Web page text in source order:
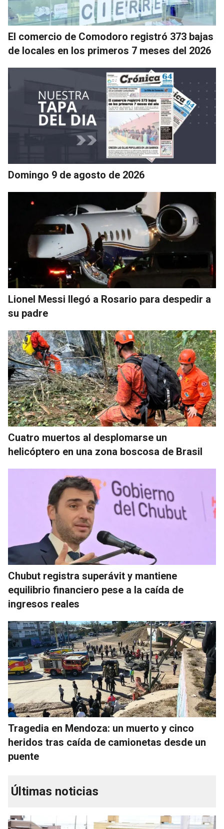
El comercio de Comodoro registró 373 bajas
de locales en los primeros 7 meses del 2026
Domingo 9 de agosto de 2026
Lionel Messi llegó a Rosario para despedir a
su padre
Cuatro muertos al desplomarse un
helicóptero en una zona boscosa de Brasil
Chubut registra superávit y mantiene
equilibrio financiero pese a la caída de
ingresos reales
Tragedia en Mendoza: un muerto y cinco
heridos tras caída de camionetas desde un
puente
Últimas noticias